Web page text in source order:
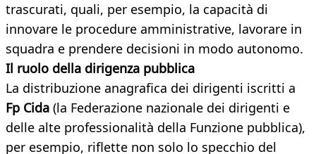
trascurati, quali, per esempio, la capacità di
innovare le procedure amministrative, lavorare in
squadra e prendere decisioni in modo autonomo.
Il ruolo della dirigenza pubblica
La distribuzione anagrafica dei dirigenti iscritti a
Fp Cida (la Federazione nazionale dei dirigenti e
delle alte professionalità della Funzione pubblica),
per esempio, riflette non solo lo specchio del